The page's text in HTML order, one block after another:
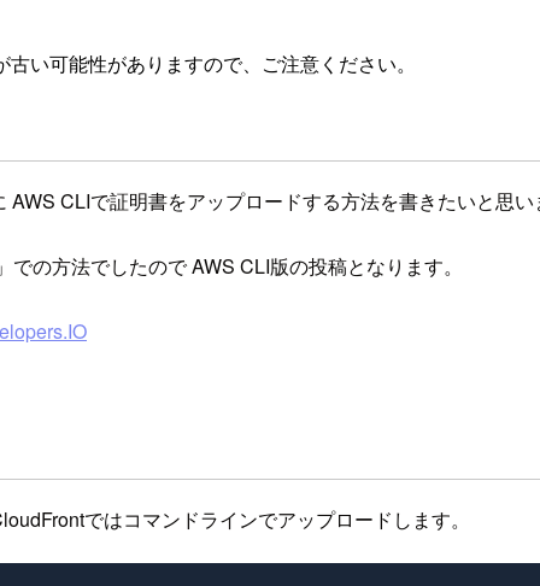
い可能性がありますので、ご注意ください。
CLIで証明書をアップロードする方法を書きたいと思い
の方法でしたので AWS CLI版の投稿となります。
ではコマンドラインでアップロードします。